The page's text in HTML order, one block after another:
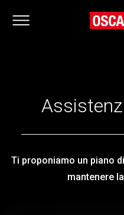
Ti proponiamo un piano
mantenere